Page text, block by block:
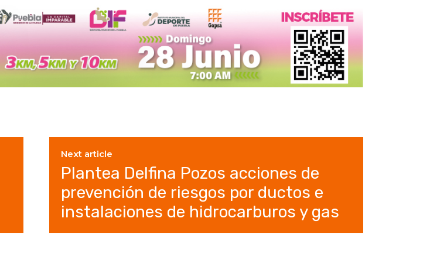
Next article
Plantea Delfina Pozos acciones de
prevención de riesgos por ductos e
instalaciones de hidrocarburos y gas